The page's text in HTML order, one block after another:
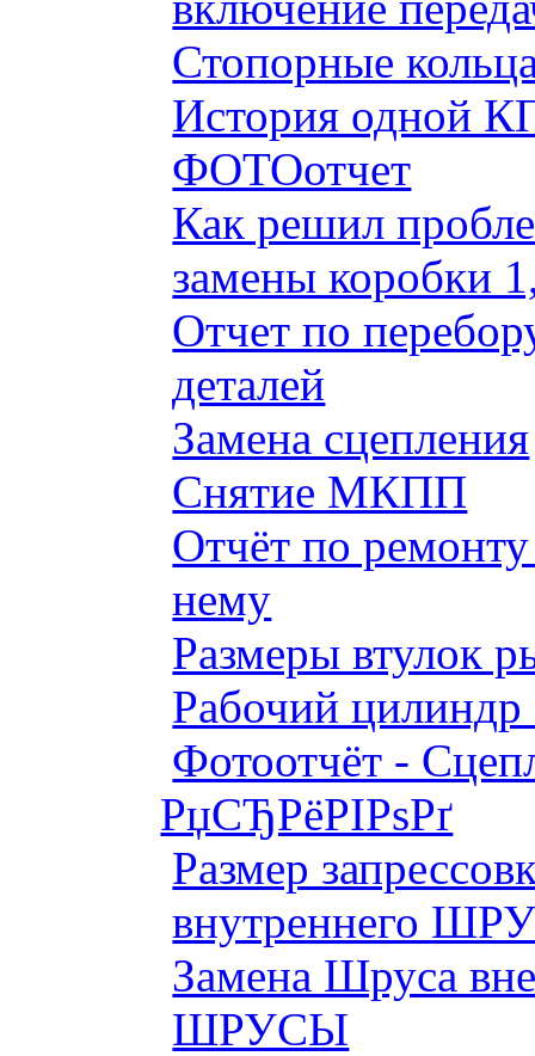
Стопорные
История одной
ФОТОотчет
Как решил
замены коробки
Отчет по
деталей
Замена сцепления
Снятие МКПП
Отчёт по
нему
Размеры втулок
Рабочий цилиндр
Фотоотчёт -
РџСЂРёРІРѕРґ
Размер
внутреннего
Замена Шруса
ШРУСЫ